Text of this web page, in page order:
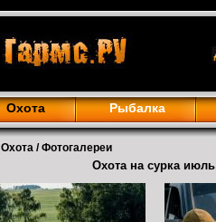
Охота Рыбалка
Охота / Фотогалереи
Охота на сурка июль